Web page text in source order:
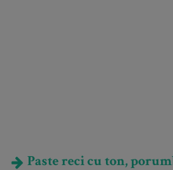
Paste reci cu ton,